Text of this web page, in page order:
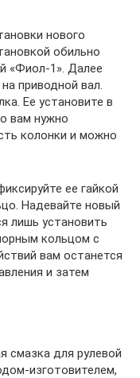
нового
обильно
«Фиол-1». Далее
приводной вал.
Ее установите в
вам нужно
колонки и можно
ее гайкой
Надевайте новый
лишь установить
кольцом с
вам останется
и затем
смазка для рулевой
изготовителем,